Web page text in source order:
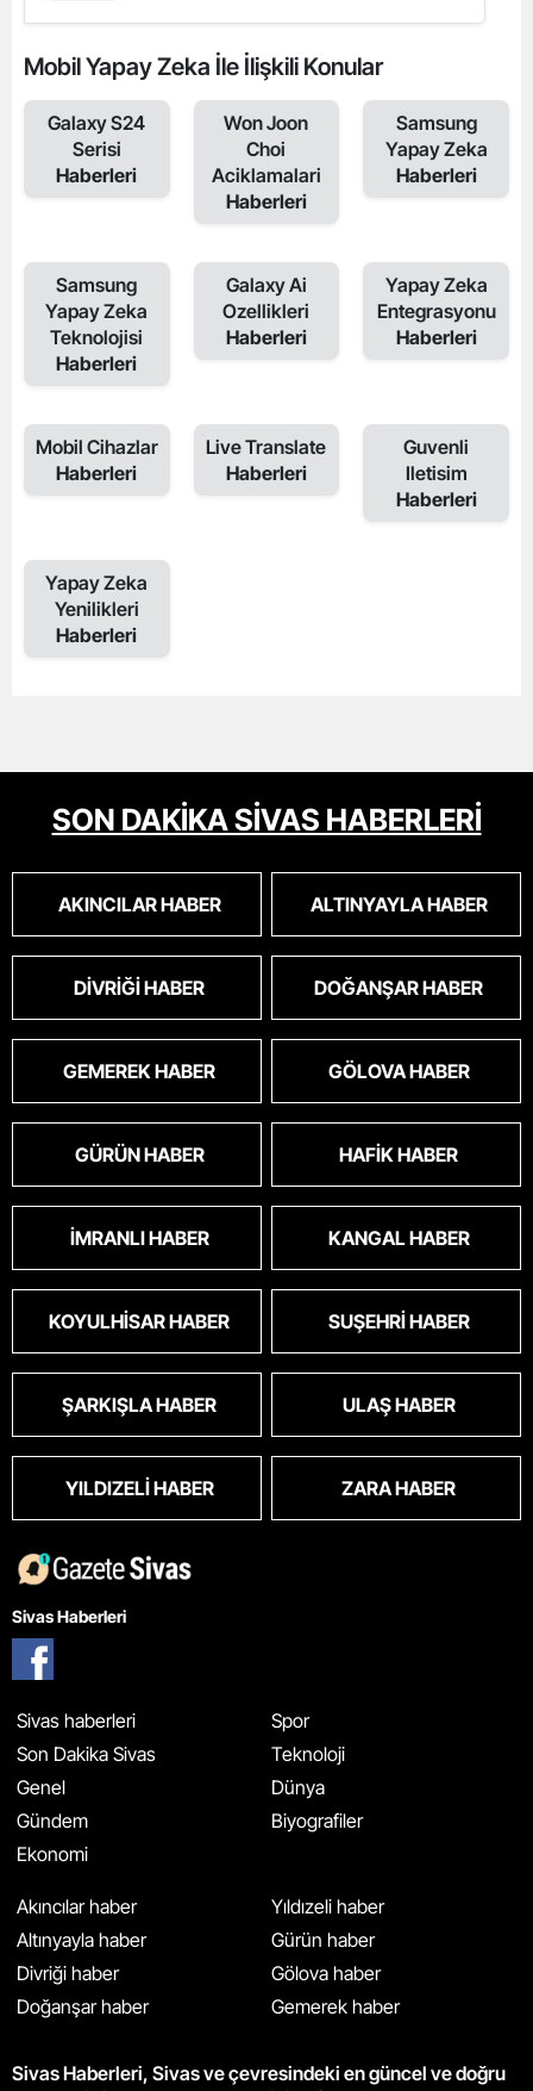
Mobil Yapay Zeka İle İlişkili Konular
Galaxy S24
Serisi
Haberleri
Won Joon
Choi
Aciklamalari
Haberleri
Samsung
Yapay Zeka
Haberleri
Samsung
Yapay Zeka
Teknolojisi
Haberleri
Galaxy Ai
Ozellikleri
Haberleri
Yapay Zeka
Entegrasyonu
Haberleri
Mobil Cihazlar
Haberleri
Live Translate
Haberleri
Guvenli
Iletisim
Haberleri
Yapay Zeka
Yenilikleri
Haberleri
SON DAKİKA SİVAS HABERLERİ
AKINCILAR HABER ALTINYAYLA HABER
DIVRIĞI HABER DOĞANŞAR HABER
GEMEREK HABER GÖLOVA HABER
GÜRÜN HABER HAFIK HABER
İMRANLI HABER KANGAL HABER
KOYULHISAR HABER SUŞEHRI HABER
ŞARKIŞLA HABER ULAŞ HABER
YILDIZELI HABER ZARA HABER
Sivas Haberleri
Sivas haberleri
Son Dakika Sivas
Genel
Gündem
Ekonomi
Spor
Teknoloji
Dünya
Biyografiler
Akıncılar haber
Altınyayla haber
Divriği haber
Doğanşar haber
Yıldızeli haber
Gürün haber
Gölova haber
Gemerek haber
Sivas Haberleri, Sivas ve çevresindeki en güncel ve doğru